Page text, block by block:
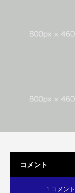
コメント
1 コメント